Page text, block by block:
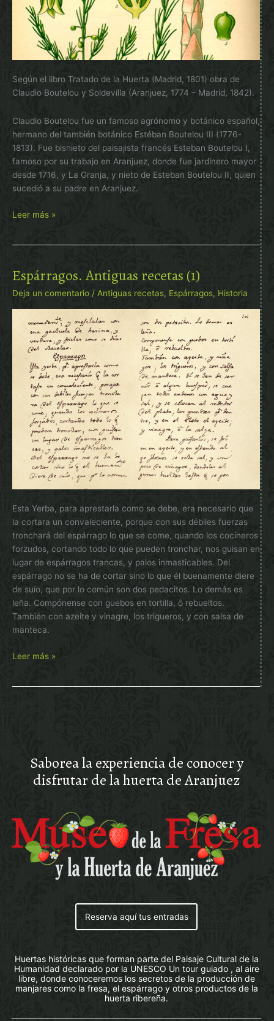
Según el libro Tratado de la Huerta (Madrid, 1801) obra de
Claudio Boutelou y Soldevilla (Aranjuez, 1774 – Madrid, 1842).
Claudio Boutelou fue un famoso agrónomo y botánico español,
hermano del también botánico Estéban Boutelou III (1776-
1813). Fue bisnieto del paisajista francés Esteban Boutelou I,
famoso por su trabajo en Aranjuez, donde fue jardinero mayor
desde 1716, y La Granja, y nieto de Esteban Boutelou II, quien
sucedió a su padre en Aranjuez.
Espárragos
históricas
Leer más »
Espárragos. Antiguas recetas (1)
Deja un comentario / Antiguas recetas, Espárragos, Historia
Esta Yerba, para aprestarla como se debe, era necesario que
la cortara un convaleciente, porque con sus débiles fuerzas
tronchará del espárrago lo que se come, quando los cocineros
forzudos, cortando todo lo que pueden tronchar, nos guisan en
lugar de espárragos trancas, y palos inmasticables. Del
espárrago no se ha de cortar sino lo que él buenamente diere
de suío, que por lo común son dos pedacitos. Lo demás es
leña. Compónense con guebos en tortilla, ô rebueltos.
También con azeite y vinagre, los trigueros, y con salsa de
manteca.
Espárragos.
Leer más »
Saborea la experiencia de conocer y
disfrutar de la huerta de Aranjuez
Reserva aquí tus entradas
Huertas históricas que forman parte del Paisaje Cultural de la
Humanidad declarado por la UNESCO Un tour guiado , al aire
libre, donde conoceremos los secretos de la producción de
manjares como la fresa, el espárrago y otros productos de la
huerta ribereña.